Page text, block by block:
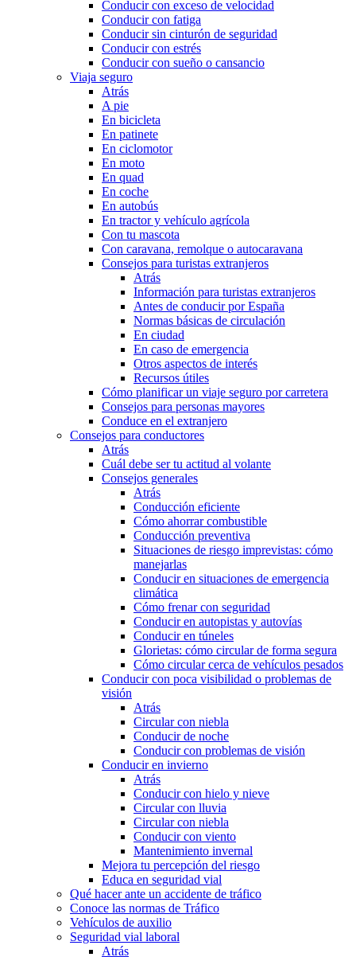
Conducir con exceso de velocidad
Conducir con fatiga
Conducir sin cinturón de seguridad
Conducir con estrés
Conducir con sueño o cansancio
Viaja seguro
Atrás
A pie
En bicicleta
En patinete
En ciclomotor
En moto
En quad
En coche
En autobús
En tractor y vehículo agrícola
Con tu mascota
Con caravana, remolque o autocaravana
Consejos para turistas extranjeros
Atrás
Información para turistas extranjeros
Antes de conducir por España
Normas básicas de circulación
En ciudad
En caso de emergencia
Otros aspectos de interés
Recursos útiles
Cómo planificar un viaje seguro por carretera
Consejos para personas mayores
Conduce en el extranjero
Consejos para conductores
Atrás
Cuál debe ser tu actitud al volante
Consejos generales
Atrás
Conducción eficiente
Cómo ahorrar combustible
Conducción preventiva
Situaciones de riesgo imprevistas: cómo
manejarlas
Conducir en situaciones de emergencia
climática
Cómo frenar con seguridad
Conducir en autopistas y autovías
Conducir en túneles
Glorietas: cómo circular de forma segura
Cómo circular cerca de vehículos pesados
Conducir con poca visibilidad o problemas de
visión
Atrás
Circular con niebla
Conducir de noche
Conducir con problemas de visión
Conducir en invierno
Atrás
Conducir con hielo y nieve
Circular con lluvia
Circular con niebla
Conducir con viento
Mantenimiento invernal
Mejora tu percepción del riesgo
Educa en seguridad vial
Qué hacer ante un accidente de tráfico
Conoce las normas de Tráfico
Vehículos de auxilio
Seguridad vial laboral
Atrás